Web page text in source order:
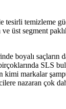
tesirli temizleme
üst segment
boyalı saçların
SLS
markalar
nazaran çok